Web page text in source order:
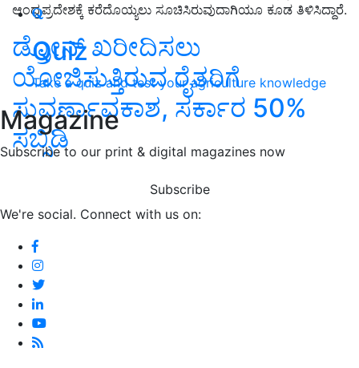
Quiz
Take a quiz and test your agriculture knowledge
Magazine
Subscribe to our print & digital magazines now
Subscribe
We're social. Connect with us on:
ಆಂಧ್ರಪ್ರದೇಶಕ್ಕೆ ಕರೆದೊಯ್ಯಲು ಸೂಚಿಸಿರುವುದಾಗಿಯೂ ಕೂಡ ತಿಳಿಸಿದ್ದಾರೆ.
ಡ್ರೋನ್ ಖರೀದಿಸಲು
ಯೋಜಿಸುತ್ತಿರುವ ರೈತರಿಗೆ
ಸುವರ್ಣಾವಕಾಶ, ಸರ್ಕಾರ 50%
ಸಬ್ಸಿಡಿ